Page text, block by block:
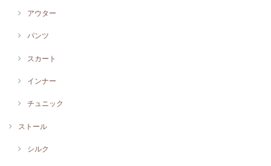
アウター
パンツ
スカート
インナー
チュニック
ストール
シルク